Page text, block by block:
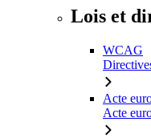
Lois et
WCAG
Acte
Acte